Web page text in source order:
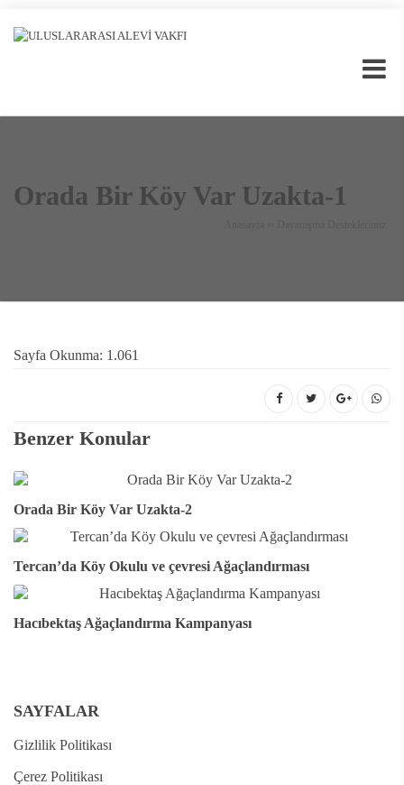
Orada Bir Köy Var Uzakta-1
››
Sayfa Okunma: 1.061
Benzer Konular
Orada Bir Köy Var Uzakta-2
Tercan’da Köy Okulu ve çevresi Ağaçlandırması
Hacıbektaş Ağaçlandırma Kampanyası
SAYFALAR
Gizlilik Politikası
Çerez Politikası